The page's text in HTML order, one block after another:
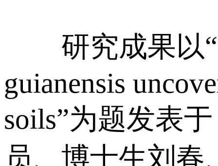
研究成果以
guianensis
soils”为题发表
员、博士生刘